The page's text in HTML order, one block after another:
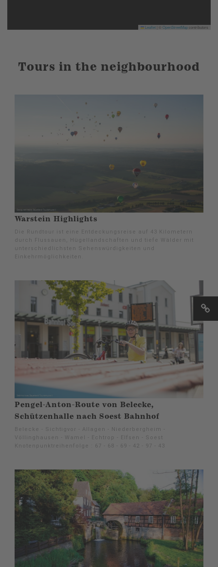
Leaflet OpenStreetMapcontributors
Tours in the neighbourhood
Warstein Highlights
Die Rundtour ist eine Entdeckungsreise auf 43 Kilometern
durch Flussauen, Hügellandschaften und tiefe Wälder mit
unterschiedlichsten Sehenswürdigkeiten und
Einkehrmöglichkeiten.
Pengel-Anton-Route von Belecke,
Schützenhalle nach Soest Bahnhof
Belecke - Sichtigvor - Allagen - Niederbergheim -
Völlinghausen - Wamel - Echtrop - Elfsen - Soest
Knotenpunktreihenfolge : 67 - 68 - 69 - 42 - 97 - 43